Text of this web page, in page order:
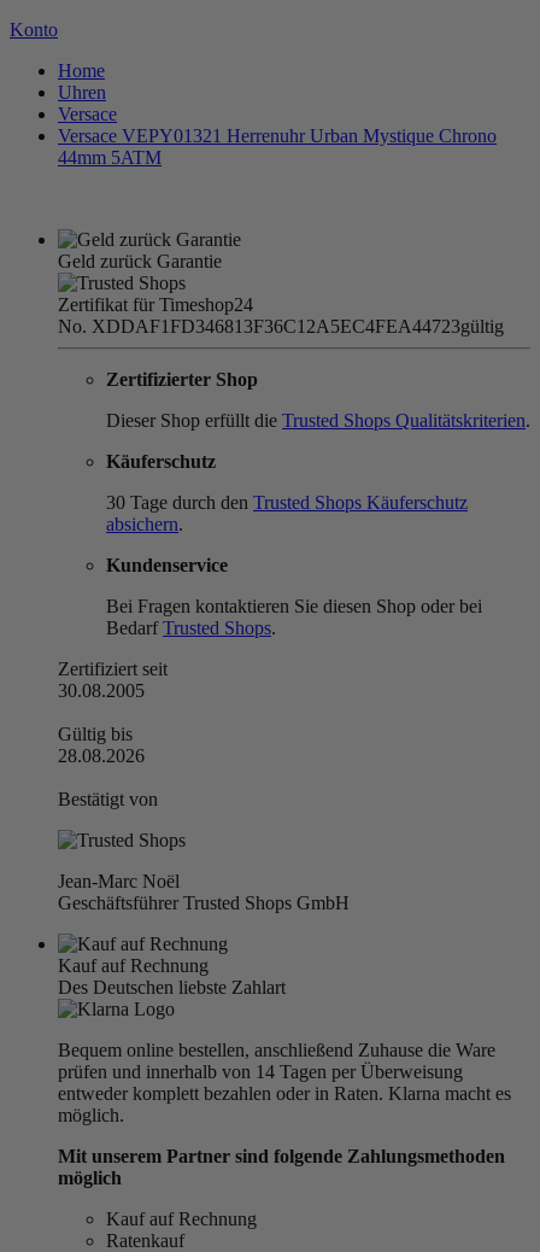
Konto
Home
Uhren
Versace
Versace VEPY01321 Herrenuhr Urban Mystique Chrono
44mm 5ATM
Geld zurück Garantie
Zertifikat für Timeshop24
No. XDDAF1FD346813F36C12A5EC4FEA44723gültig
Zertifizierter Shop
Dieser Shop erfüllt die Trusted Shops Qualitätskriterien.
Käuferschutz
30 Tage durch den Trusted Shops Käuferschutz
absichern.
Kundenservice
Bei Fragen kontaktieren Sie diesen Shop oder bei
BedarfTrusted Shops.
Zertifiziert seit
30.08.2005
Gültig bis
28.08.2026
Bestätigt von
Jean-Marc Noël
Geschäftsführer Trusted Shops GmbH
Kauf auf Rechnung
Des Deutschen liebste Zahlart
Bequem online bestellen, anschließend Zuhause die Ware
prüfen und innerhalb von 14 Tagen per Überweisung
entweder komplett bezahlen oder in Raten. Klarna macht es
möglich.
Mit unserem Partner sind folgende Zahlungsmethoden
möglich
Kauf auf Rechnung
Ratenkauf